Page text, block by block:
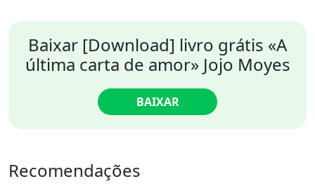
Baixar [Download] livro grátis «A
última carta de amor» Jojo Moyes
BAIXAR
Recomendações